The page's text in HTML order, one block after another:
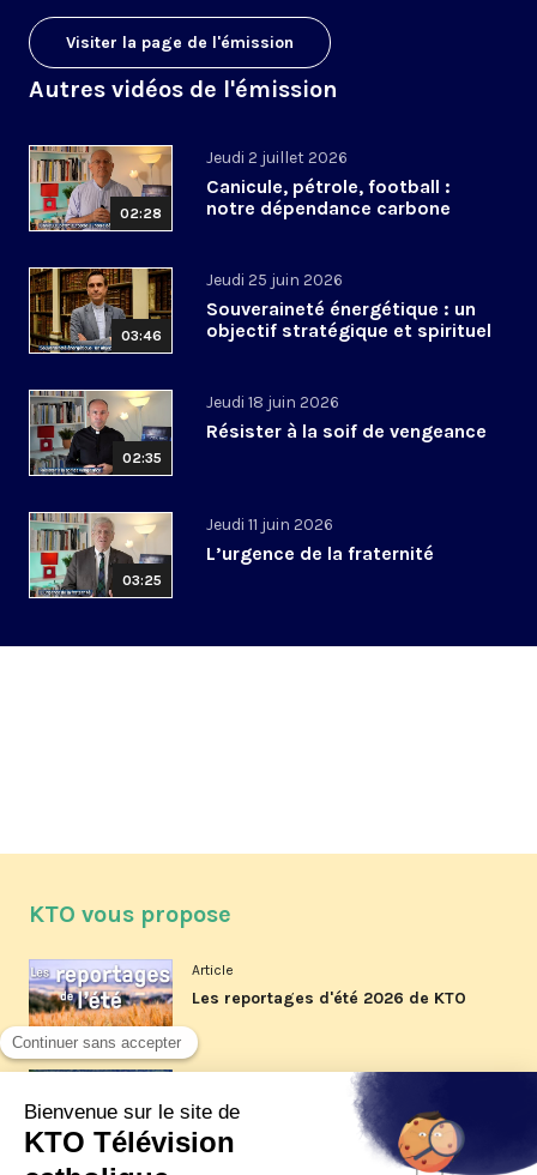
Visiter la page de l'émission
Autres vidéos de l'émission
02:28
Jeudi 2 juillet 2026
Canicule, pétrole, football :
notre dépendance carbone
03:46
Jeudi 25 juin 2026
Souveraineté énergétique : un
objectif stratégique et spirituel
02:35
Jeudi 18 juin 2026
Résister à la soif de vengeance
03:25
Jeudi 11 juin 2026
L’urgence de la fraternité
KTO vous propose
Article
Les reportages d'été 2026 de KTO
La visite pastorale du pape Léon
XIV à Assise à suivre sur KTO le
jeudi 6 août